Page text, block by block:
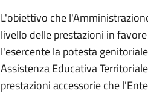
L'obiettivo che
livello delle prestazioni in
l'esercente la potesta
Assistenza Educativa
prestazioni accessorie che